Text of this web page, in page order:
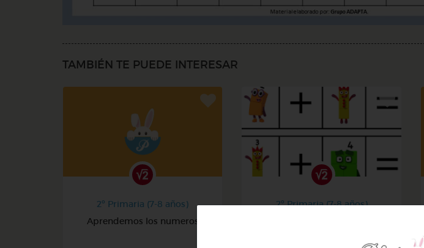
TAMBIÉN TE PUEDE INTERESAR
2º Primaria (7-8 años)
Aprendemos los numeros
2º Primaria (7-8 años)